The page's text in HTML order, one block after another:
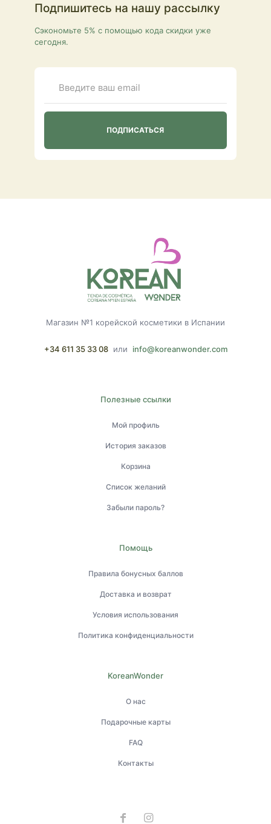
Подпишитесь на нашу рассылку
Сэкономьте 5% с помощью кода скидки уже
сегодня.
Магазин №1 корейской косметики в Испании
+34 611 35 33 08 или info@koreanwonder.com
Полезные ссылки
Мой профиль
История заказов
Корзина
Список желаний
Забыли пароль?
Помощь
Правила бонусных баллов
Доставка и возврат
Условия использования
Политика конфиденциальности
KoreanWonder
О нас
Подарочные карты
FAQ
Контакты